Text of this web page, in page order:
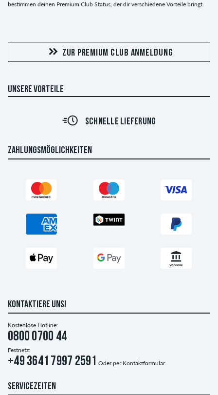
bestimmen deinen Premium Club Status, der dir verschiedene Vorteile bringt.
ZUR PREMIUM CLUB ANMELDUNG
UNSERE VORTEILE
SCHNELLE LIEFERUNG
ZAHLUNGSMÖGLICHKEITEN
KONTAKTIERE UNS!
Kostenlose Hotline:
0800 0700 44
Festnetz:
+49 3641 7997 2591 Oder per Kontaktformular
SERVICEZEITEN